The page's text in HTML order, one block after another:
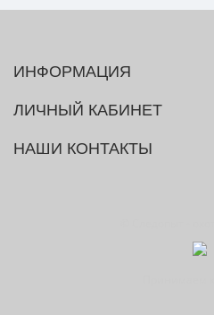
ИНФОРМАЦИЯ
ЛИЧНЫЙ КАБИНЕТ
НАШИ КОНТАКТЫ